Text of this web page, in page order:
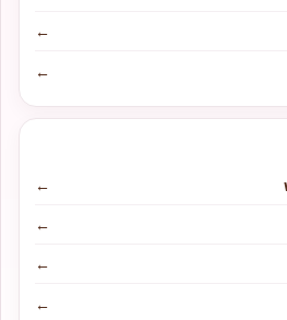
←
←
←
←
←
←